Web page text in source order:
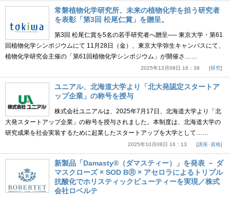
常磐植物化学研究所、未来の植物化学を担う研究者
を表彰「第3回 松尾仁賞」を贈呈。
第3回 松尾仁賞を5名の若手研究者へ贈呈── 東京大学・第61
回植物化学シンポジウムにて 11月28日（金）、東京大学弥生キャンパスにて、
植物化学研究会主催の「第61回植物化学シンポジウム」が開催さ……
2025年12月08日 16：39 研究
ユニアル、北海道大学より「北大発認定スタートア
ップ企業」の称号を授与
株式会社ユニアルは、2025年7月17日、北海道大学より「北
大発スタートアップ企業」の称号を授与されました。本制度は、北海道大学の
研究成果を社会実装するために起業したスタートアップを大学として……
2025年10月08日 16：13 講座･資格
新製品「Damasty®（ダマスティー）」を発表 － ダ
マスクローズ × SOD BⓇ × アセロラによるトリプル
抗酸化でホリスティックビューティーを実現／株式
会社ロベルテ